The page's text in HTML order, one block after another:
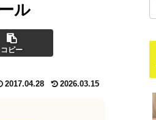
ル
コピー
2017.04.28 2026.03.15